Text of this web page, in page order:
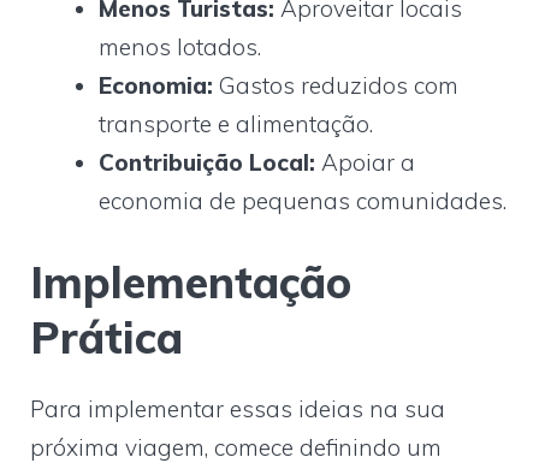
Menos Turistas: Aproveitar locais
menos lotados.
Economia: Gastos reduzidos com
transporte e alimentação.
Contribuição Local: Apoiar a
economia de pequenas comunidades.
Implementação
Prática
Para implementar essas ideias na sua
próxima viagem, comece definindo um